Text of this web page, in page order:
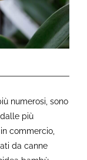
numerosi, sono
più
commercio,
da canne